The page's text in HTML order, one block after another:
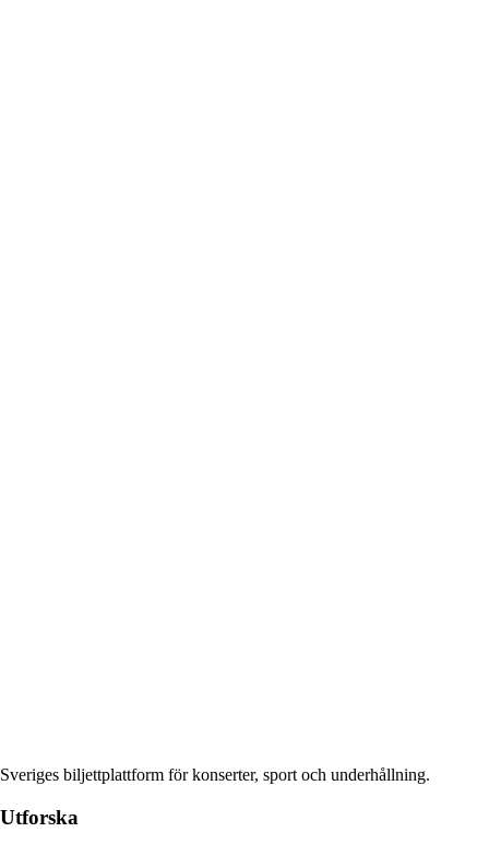
Sveriges biljettplattform för konserter, sport och underhållning.
Utforska